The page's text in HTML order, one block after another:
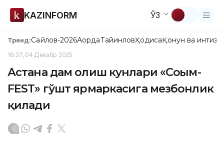
KAZINFORM ЎЗ
Тренд:Сайлов-2026АқордаТайинловҲодисаҚонун ва
16:37, 04 Декабр 2025
Астана дам олиш кунлари «Соғым-
FEST» гўшт ярмаркасига мезбонлик
қилади